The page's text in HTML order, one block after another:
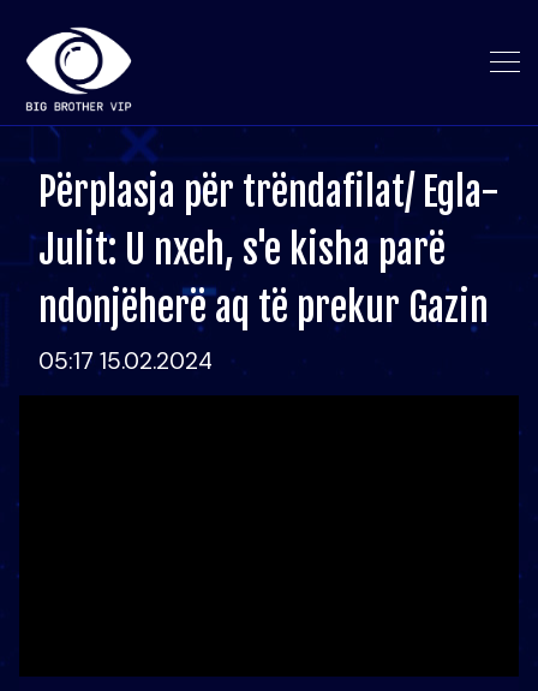
Përplasja për trëndafilat/ Egla-
Julit: U nxeh, s'e kisha parë
ndonjëherë aq të prekur Gazin
05:17 15.02.2024